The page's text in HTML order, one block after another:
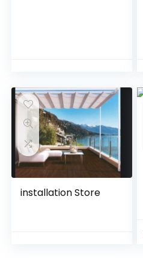
installation Store